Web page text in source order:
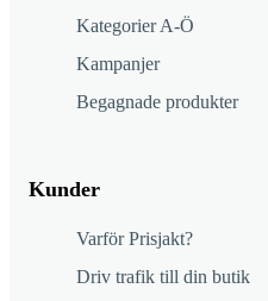
Kategorier A-Ö
Kampanjer
Begagnade produkter
Kunder
Varför Prisjakt?
Driv trafik till din butik